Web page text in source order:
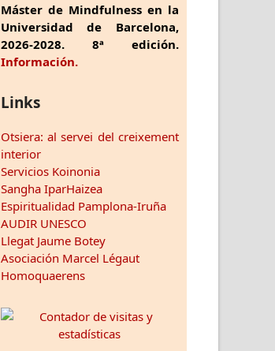
Máster de Mindfulness en la
Universidad de Barcelona,
2026-2028. 8ª edición.
Información.
Links
Otsiera: al servei del creixement
interior
Servicios Koinonia
Sangha IparHaizea
Espiritualidad Pamplona-Iruña
AUDIR UNESCO
Llegat Jaume Botey
Asociación Marcel Légaut
Homoquaerens